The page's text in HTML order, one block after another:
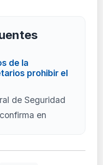
de la
prohibir el
de Seguridad
en